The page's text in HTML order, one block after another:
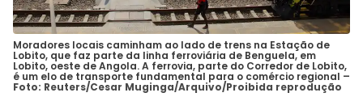
Moradores locais caminham ao lado de trens na Estação de
Lobito, que faz parte da linha ferroviária de Benguela, em
Lobito, oeste de Angola. A ferrovia, parte do Corredor de Lobito,
é um elo de transporte fundamental para o comércio regional –
Foto: Reuters/Cesar Muginga/Arquivo/Proibida reprodução